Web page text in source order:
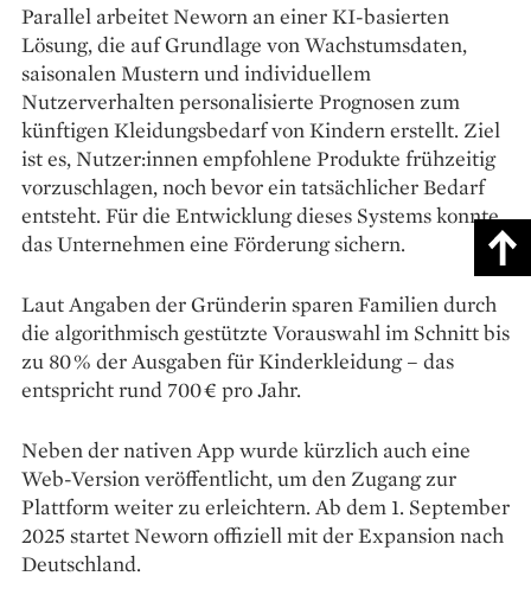
Parallel arbeitet Neworn an einer KI-basierten
Lösung, die auf Grundlage von Wachstumsdaten,
saisonalen Mustern und individuellem
Nutzerverhalten personalisierte Prognosen zum
künftigen Kleidungsbedarf von Kindern erstellt. Ziel
ist es, Nutzer:innen empfohlene Produkte frühzeitig
vorzuschlagen, noch bevor ein tatsächlicher Bedarf
entsteht. Für die Entwicklung dieses Systems konnte
das Unternehmen eine Förderung sichern.
Laut Angaben der Gründerin sparen Familien durch
die algorithmisch gestützte Vorauswahl im Schnitt bis
zu 80 % der Ausgaben für Kinderkleidung – das
entspricht rund 700 € pro Jahr.
Neben der nativen App wurde kürzlich auch eine
Web-Version veröffentlicht, um den Zugang zur
Plattform weiter zu erleichtern. Ab dem 1. September
2025 startet Neworn offiziell mit der Expansion nach
Deutschland.